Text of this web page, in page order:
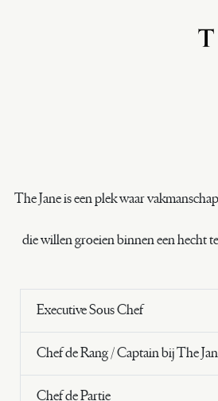
The Jane is een plek waar
die willen groeien binnen een hecht
Executive Sous Chef
Chef de Rang / Captain bij The
Chef de Partie